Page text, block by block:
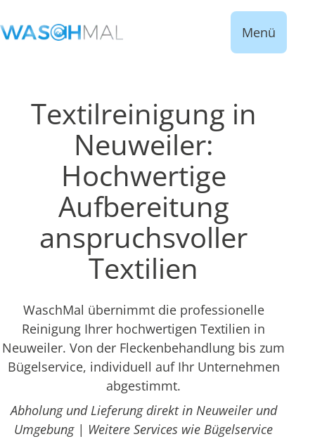
Menü
Textilreinigung in
Neuweiler:
Hochwertige
Aufbereitung
anspruchsvoller
Textilien
WaschMal übernimmt die professionelle
Reinigung Ihrer hochwertigen Textilien in
Neuweiler. Von der Fleckenbehandlung bis zum
Bügelservice, individuell auf Ihr Unternehmen
abgestimmt.
Abholung und Lieferung direkt in Neuweiler und
Umgebung | Weitere Services wie Bügelservice